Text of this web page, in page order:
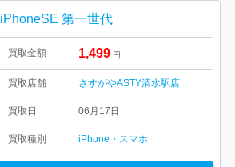
iPhoneSE 第一世代
買取金額 1,499 円
買取店舗 さすがやASTY清水駅店
買取日 06月17日
買取種別 iPhone・スマホ